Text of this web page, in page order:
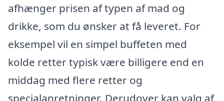
afhænger prisen af typen af mad og
drikke, som du ønsker at få leveret. For
eksempel vil en simpel buffeten med
kolde retter typisk være billigere end en
middag med flere retter og
specialanretninger. Derudover kan valg af